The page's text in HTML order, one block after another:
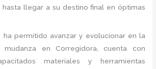
llegar a su destino final en óptimas
ha permitido avanzar y evolucionar en la
mudanza en Corregidora, cuenta con
materiales y herramientas